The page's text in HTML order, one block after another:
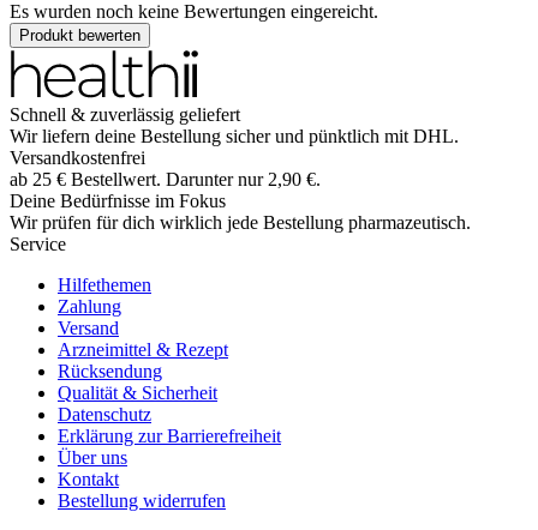
Es wurden noch keine Bewertungen eingereicht.
Produkt bewerten
Schnell & zuverlässig geliefert
Wir liefern deine Bestellung sicher und pünktlich mit DHL.
Versandkostenfrei
ab 25 € Bestellwert. Darunter nur 2,90 €.
Deine Bedürfnisse im Fokus
Wir prüfen für dich wirklich jede Bestellung pharmazeutisch.
Service
Hilfethemen
Zahlung
Versand
Arzneimittel & Rezept
Rücksendung
Qualität & Sicherheit
Datenschutz
Erklärung zur Barrierefreiheit
Über uns
Kontakt
Bestellung widerrufen